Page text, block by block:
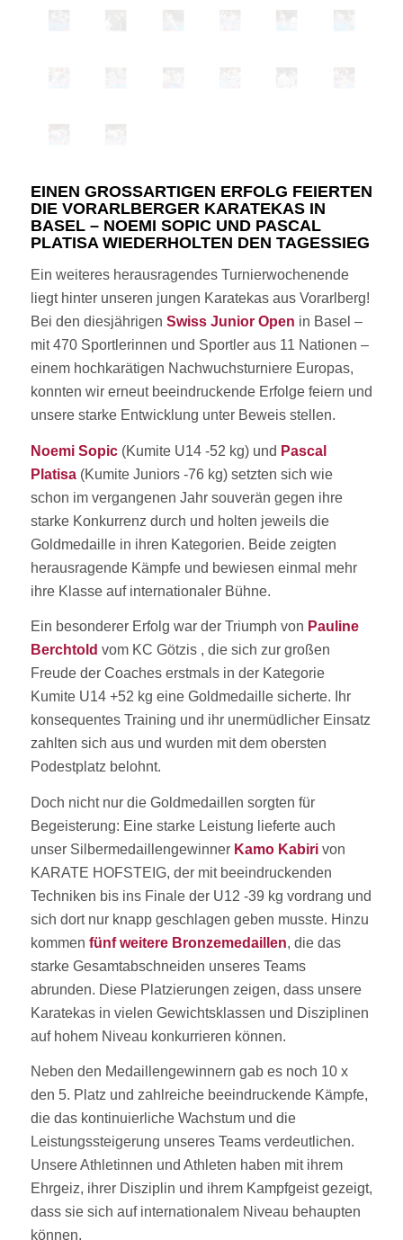
EINEN GROSSARTIGEN ERFOLG FEIERTEN D
IE VORARLBERGER KARATEKAS IN B
ASEL – NOEMI SOPIC UND PASCAL P
LATISA WIEDERHOLTEN DEN TAGESSIEG
Ein weiteres herausragendes Turnierwochenende
liegt hinter unseren jungen Karatekas aus Vorarlberg!
Bei den diesjährigen Swiss Junior Open in Basel –
mit 470 Sportlerinnen und Sportler aus 11 Nationen –
einem hochkarätigen Nachwuchsturniere Europas,
konnten wir erneut beeindruckende Erfolge feiern und
unsere starke Entwicklung unter Beweis stellen.
Noemi Sopic(Kumite U14 -52 kg) und Pascal
Platisa(Kumite Juniors -76 kg) setzten sich wie
schon im vergangenen Jahr souverän gegen ihre
starke Konkurrenz durch und holten jeweils die
Goldmedaille in ihren Kategorien. Beide zeigten
herausragende Kämpfe und bewiesen einmal mehr
ihre Klasse auf internationaler Bühne.
Ein besonderer Erfolg war der Triumph von Pauline
Berchtold vom KC Götzis , die sich zur großen
Freude der Coaches erstmals in der Kategorie
Kumite U14 +52 kg eine Goldmedaille sicherte. Ihr
konsequentes Training und ihr unermüdlicher Einsatz
zahlten sich aus und wurden mit dem obersten
Podestplatz belohnt.
Doch nicht nur die Goldmedaillen sorgten für
Begeisterung: Eine starke Leistung lieferte auch
unser Silbermedaillengewinner Kamo Kabirivon
KARATE HOFSTEIG, der mit beeindruckenden
Techniken bis ins Finale der U12 -39 kg vordrang und
sich dort nur knapp geschlagen geben musste. Hinzu
kommen fünf weitere Bronzemedaillen, die das
starke Gesamtabschneiden unseres Teams
abrunden. Diese Platzierungen zeigen, dass unsere
Karatekas in vielen Gewichtsklassen und Disziplinen
auf hohem Niveau konkurrieren können.
Neben den Medaillengewinnern gab es noch 10 x
den 5. Platz und zahlreiche beeindruckende Kämpfe,
die das kontinuierliche Wachstum und die
Leistungssteigerung unseres Teams verdeutlichen.
Unsere Athletinnen und Athleten haben mit ihrem
Ehrgeiz, ihrer Disziplin und ihrem Kampfgeist gezeigt,
dass sie sich auf internationalem Niveau behaupten
können.